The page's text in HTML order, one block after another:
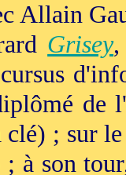
Allain
Grisey
de
clé) ; sur
à son